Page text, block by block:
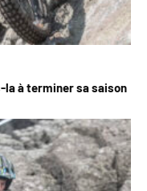
la à terminer sa saison